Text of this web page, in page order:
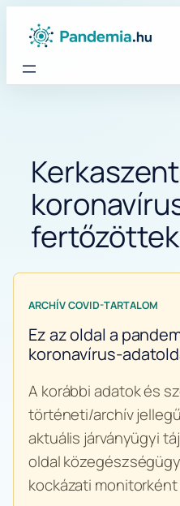
ARCHÍV COVID-TARTALOM
Ez az oldal a
koronavírus-
A korábbi adatok és
történeti/archív
aktuális járványügyi
oldal
kockázati